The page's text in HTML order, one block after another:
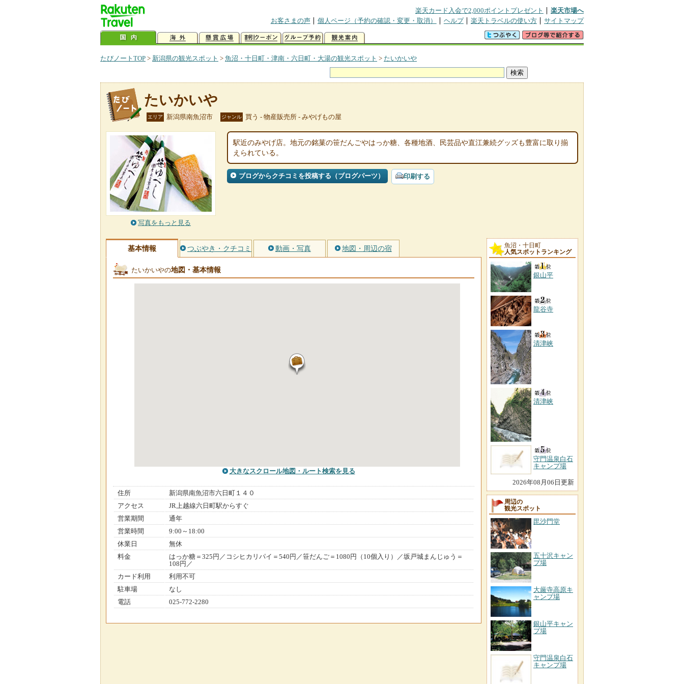
楽天カード入会で2,000ポイントプレゼント
楽天市場へ
お客さまの声
個人ページ（予約の確認・変更・取消） ヘルプ 楽天トラベルの使い方 サイトマップ
たびノートTOP > 新潟県の観光スポット > 魚沼・十日町・津南・六日町・大湯の観光スポット > たいかいや
たいかいや
エリア 新潟県南魚沼市 ジャンル 買う - 物産販売所 - みやげもの屋
写真をもっと見る
駅近のみやげ店。地元の銘菓の笹だんごやはっか糖、各種地酒、民芸品や直江兼続グッズも豊富に取り揃
えられている。
ブログからクチコミを投稿する（ブログパーツ） 印刷する
基本情報 つぶやき・クチコミ 動画・写真 地図・周辺の宿
たいかいやの地図・基本情報
大きなスクロール地図 ・ルート検索を見る
住所
新潟県南魚沼市六日町１４０
アクセス
JR上越線六日町駅からすぐ
営業期間
通年
営業時間
9:00～18:00
休業日
無休
料金
はっか糖＝325円／コシヒカリパイ＝540円／笹だんご＝1080円（10個入り）／坂戸城まんじゅう＝
108円／
カード利用
利用不可
駐車場
なし
電話
025-772-2280
魚沼・十日町
人気スポットランキング
銀山平
龍谷寺
清津峡
清津峡
守門温泉白石
キャンプ場
2026年08月06日更新
周辺の
観光スポット
毘沙門堂
五十沢キャン
プ場
大厳寺高原キ
ャンプ場
銀山平キャン
プ場
守門温泉白石
キャンプ場